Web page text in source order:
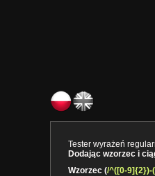
Tester wyrażeń
Dodając wzorzec i
Wzorzec (/^([0-9]{2})-